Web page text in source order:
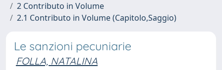
2 Contributo in Volume
2.1 Contributo in Volume (Capitolo,Saggio)
Le sanzioni pecuniarie
FOLLA, NATALINA